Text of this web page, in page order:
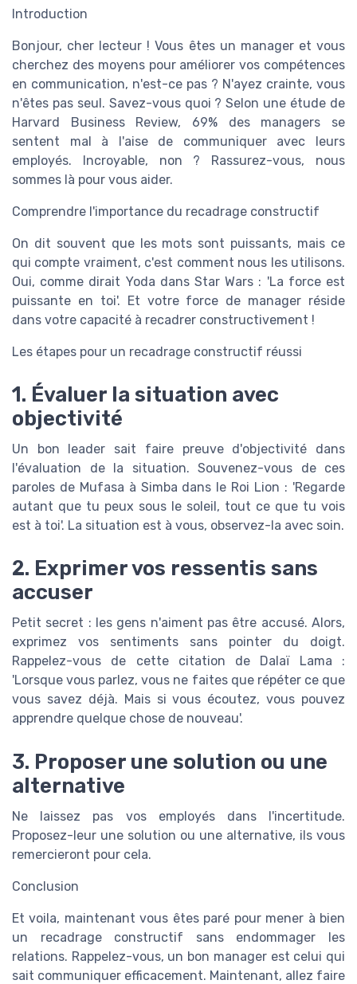
Introduction
Bonjour, cher lecteur ! Vous êtes un manager et vous
cherchez des moyens pour améliorer vos compétences
en communication, n'est-ce pas ? N'ayez crainte, vous
n'êtes pas seul. Savez-vous quoi ? Selon une étude de
Harvard Business Review, 69% des managers se
sentent mal à l'aise de communiquer avec leurs
employés. Incroyable, non ? Rassurez-vous, nous
sommes là pour vous aider.
Comprendre l'importance du recadrage constructif
On dit souvent que les mots sont puissants, mais ce
qui compte vraiment, c'est comment nous les utilisons.
Oui, comme dirait Yoda dans Star Wars : 'La force est
puissante en toi'. Et votre force de manager réside
dans votre capacité à recadrer constructivement !
Les étapes pour un recadrage constructif réussi
1. Évaluer la situation avec
objectivité
Un bon leader sait faire preuve d'objectivité dans
l'évaluation de la situation. Souvenez-vous de ces
paroles de Mufasa à Simba dans le Roi Lion : 'Regarde
autant que tu peux sous le soleil, tout ce que tu vois
est à toi'. La situation est à vous, observez-la avec soin.
2. Exprimer vos ressentis sans
accuser
Petit secret : les gens n'aiment pas être accusé. Alors,
exprimez vos sentiments sans pointer du doigt.
Rappelez-vous de cette citation de Dalaï Lama :
'Lorsque vous parlez, vous ne faites que répéter ce que
vous savez déjà. Mais si vous écoutez, vous pouvez
apprendre quelque chose de nouveau'.
3. Proposer une solution ou une
alternative
Ne laissez pas vos employés dans l'incertitude.
Proposez-leur une solution ou une alternative, ils vous
remercieront pour cela.
Conclusion
Et voila, maintenant vous êtes paré pour mener à bien
un recadrage constructif sans endommager les
relations. Rappelez-vous, un bon manager est celui qui
sait communiquer efficacement. Maintenant, allez faire